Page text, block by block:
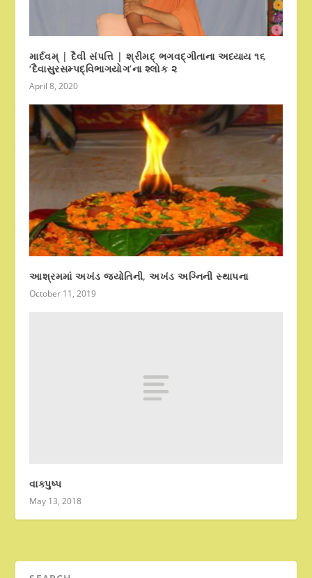
માર્દવમ્ | દૈવી સંપત્તિ | શ્રીમદ્ ભગવદ્ગીતાના અધ્યાય ૧૬
‘દૈવાસુરસમ્પદ્વિભાગયોગ’ના શ્લોક ૨
April 8, 2020
આશ્રમમાં અખંડ જ્યોતિની, અખંડ અગ્નિની સ્થાપના
October 11, 2019
વાક્પુષ્પ
May 13, 2018